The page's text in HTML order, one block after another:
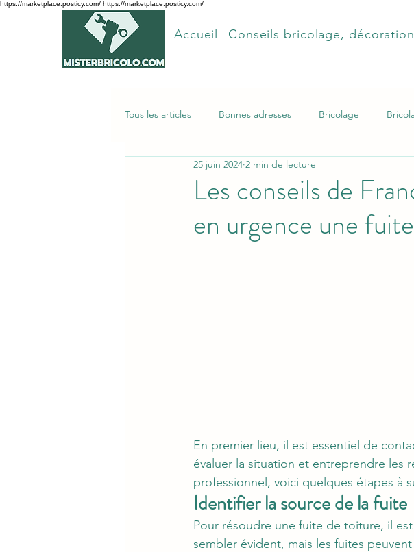
https://marketplace.posticy.com/ https://marketplace.posticy.com/
Accueil Conseils bricolage,
Tous les articles Bonnes adresses Bricolage
Articles les plus lus
Les conseils de
en urgence une
25 juin 2024 2 min de lecture
En premier lieu, il est essentiel de
évaluer la situation et entreprendre les
professionnel, voici quelques étapes à
Identifier la source de la fuite
Pour résoudre une fuite de toiture, il
sembler évident, mais les fuites